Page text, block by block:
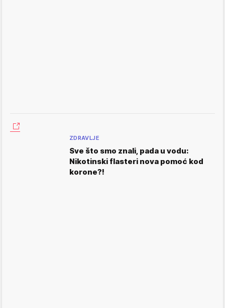
ZDRAVLJE
Sve što smo znali, pada u vodu:
Nikotinski flasteri nova pomoć kod
korone?!